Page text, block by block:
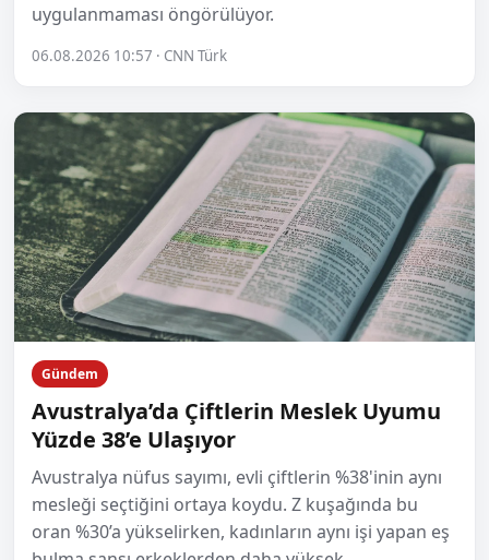
uygulanmaması öngörülüyor.
06.08.2026 10:57 · CNN Türk
Gündem
Avustralya’da Çiftlerin Meslek Uyumu
Yüzde 38’e Ulaşıyor
Avustralya nüfus sayımı, evli çiftlerin %38'inin aynı
mesleği seçtiğini ortaya koydu. Z kuşağında bu
oran %30’a yükselirken, kadınların aynı işi yapan eş